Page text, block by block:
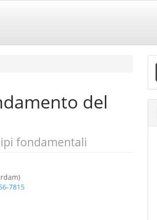
del
fondamentali
7815